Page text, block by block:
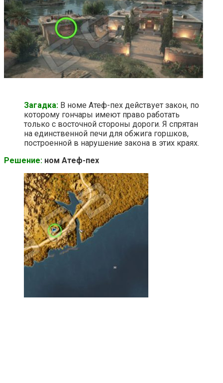
Загадка: В номе Атеф-пех действует закон, по
которому гончары имеют право работать
только с восточной стороны дороги. Я спрятан
на единственной печи для обжига горшков,
построенной в нарушение закона в этих краях.
Решение: ном Атеф-пех